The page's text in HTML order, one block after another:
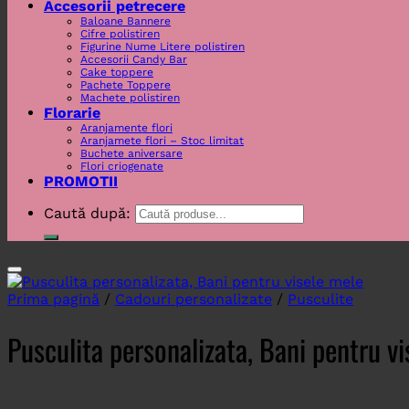
Accesorii petrecere
Baloane Bannere
Cifre polistiren
Figurine Nume Litere polistiren
Accesorii Candy Bar
Cake toppere
Pachete Toppere
Machete polistiren
Florarie
Aranjamente flori
Aranjamete flori – Stoc limitat
Buchete aniversare
Flori criogenate
PROMOTII
Caută după:
Prima pagină / Cadouri personalizate / Pusculite
Pusculita personalizata, Bani pentru